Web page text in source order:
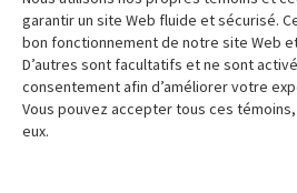
Ressources
Articles
Media
Global
FR
garantir un site Web fluide et sécurisé.
bon fonctionnement de notre site Web
D’autres sont facultatifs et ne sont
consentement afin d’améliorer votre
Vous pouvez accepter tous ces
eux.